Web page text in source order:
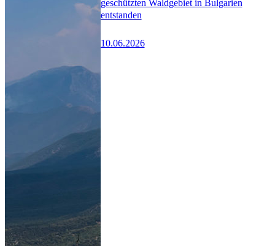
geschützten Waldgebiet in Bulgarien
entstanden
10.06.2026